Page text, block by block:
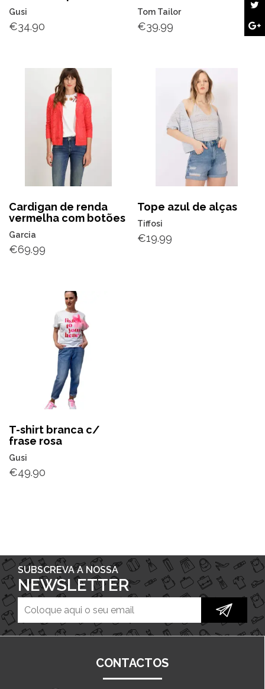
Gusi
€34.90
Tom Tailor
€39.99
Cardigan de renda
vermelha com botões
Garcia
€69.99
Tope azul de alças
Tiffosi
€19.99
T-shirt branca c/
frase rosa
Gusi
€49.90
SUBSCREVA A NOSSA
NEWSLETTER
CONTACTOS